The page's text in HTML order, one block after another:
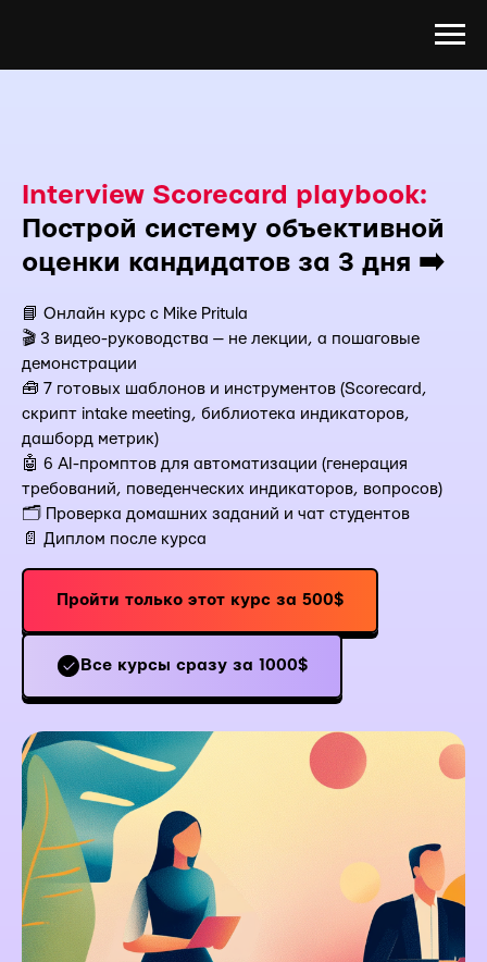
Interview Scorecard playbook:
Построй систему объективной
оценки кандидатов за 3 дня ➡️
📘 Онлайн курс с Mike Pritula
🎬 3 видео-руководства — не лекции, а пошаговые
демонстрации
🧰 7 готовых шаблонов и инструментов (Scorecard,
скрипт intake meeting, библиотека индикаторов,
дашборд метрик)
🤖 6 AI-промптов для автоматизации (генерация
требований, поведенческих индикаторов, вопросов)
🗂 Проверка домашних заданий и чат студентов
📄 Диплом после курса
Пройти только этот курс за 500$
Все курсы сразу за 1000$